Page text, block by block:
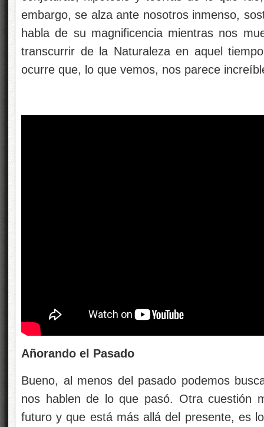
embargo, se alza ante nosotros inmenso,
habla de su magnificencia mientras nos
transcurrir de la Naturaleza en aquel
ocurre que, lo que vemos, nos parece
Añorando el Pasado
Bueno, al menos del pasado podemos
nos hablen de lo que pasó. Otra cuestión
futuro y que está más allá del presente, es